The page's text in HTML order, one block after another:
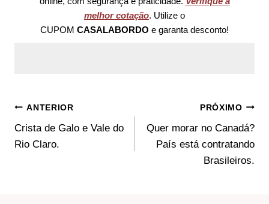
melhor cotação. Utilize o
CUPOM CASALABORDO e garanta desconto!
Navegação
De
ANTERIOR
Crista de Galo e Vale do
Rio Claro.
PRÓXIMO
Quer morar no Canadá?
País está contratando
Brasileiros.